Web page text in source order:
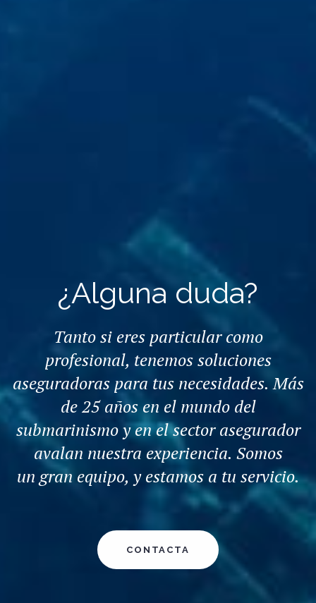
¿Alguna duda?
Tanto si eres particular como
profesional, tenemos soluciones
aseguradoras para tus necesidades. Más
de 25 años en el mundo del
submarinismo y en el sector asegurador
avalan nuestra experiencia. Somos
un gran equipo, y estamos a tu servicio.
CONTACTA